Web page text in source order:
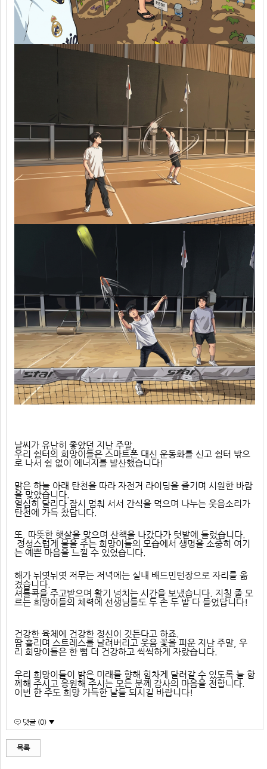
날씨가 유난히 좋았던 지난 주말,
우리 쉼터의 희망이들은 스마트폰 대신 운동화를 신고 쉼터 밖으
로 나서 쉼 없이 에너지를 발산했습니다!
맑은 하늘 아래 탄천을 따라 자전거 라이딩을 즐기며 시원한 바람
을 맞았습니다.
열심히 달리다 잠시 멈춰 서서 간식을 먹으며 나누는 웃음소리가
탄천에 가득 찼답니다.
또, 따뜻한 햇살을 맞으며 산책을 나갔다가 텃밭에 들렀습니다.
는 예쁜 마음을 느낄 수 있었습니다.
해가 뉘엿뉘엿 저무는 저녁에는 실내 배드민턴장으로 자리를 옮
겼습니다.
셔틀콕을 주고받으며 활기 넘치는 시간을 보냈습니다. 지칠 줄 모
르는 희망이들의 체력에 선생님들도 두 손 두 발 다 들었답니다!
건강한 육체에 건강한 정신이 깃든다고 하죠.
땀 흘리며 스트레스를 날려버리고 웃음 꽃을 피운 지난 주말, 우
리 희망이들은 한 뼘 더 건강하고 씩씩하게 자랐습니다.
우리 희망이들이 밝은 미래를 향해 힘차게 달려갈 수 있도록 늘 함
께해 주시고 응원해 주시는 모든 분께 감사의 마음을 전합니다.
이번 한 주도 희망 가득한 날들 되시길 바랍니다!
댓글 (0) ▼
목록